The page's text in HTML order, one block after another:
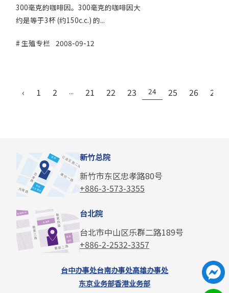
300毫克的咖啡因。300毫克的咖啡因大
约是等于3杯 (约150c.c.) 的...
生殖专栏 2008-09-12
‹ 1 2 ... 21 22 23 24 25 26 27
新竹总院
新竹市东区忠孝路80号
+886-3-573-3355
台北院
台北市中山区乐群二路189号
+886-2-2532-3357
台中办事处台南办事处高雄办事处
东京业务部香港业务部